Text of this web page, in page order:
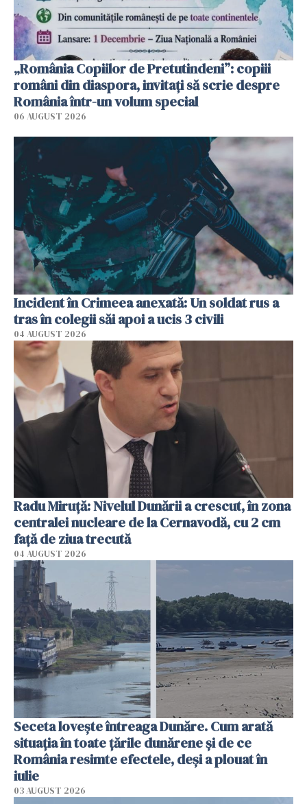
„România Copiilor de Pretutindeni”: copiii
români din diaspora, invitați să scrie despre
România într-un volum special
06 AUGUST 2026
Incident în Crimeea anexată: Un soldat rus a
tras în colegii săi apoi a ucis 3 civili
04 AUGUST 2026
Radu Miruţă: Nivelul Dunării a crescut, în zona
centralei nucleare de la Cernavodă, cu 2 cm
faţă de ziua trecută
04 AUGUST 2026
Seceta lovește întreaga Dunăre. Cum arată
situația în toate țările dunărene și de ce
România resimte efectele, deși a plouat în
iulie
03 AUGUST 2026